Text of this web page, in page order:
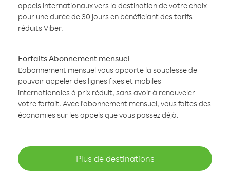
appels internationaux vers la destination de votre choix
pour une durée de 30 jours en bénéficiant des tarifs
réduits Viber.
Forfaits Abonnement mensuel
L'abonnement mensuel vous apporte la souplesse de
pouvoir appeler des lignes fixes et mobiles
internationales à prix réduit, sans avoir à renouveler
votre forfait. Avec l'abonnement mensuel, vous faites des
économies sur les appels que vous passez déjà.
Plus de destinations